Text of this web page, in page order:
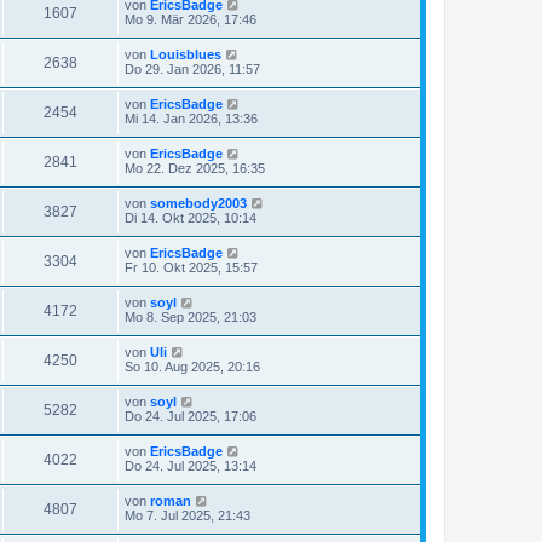
1607 von EricsBadge
Mo 9. Mär 2026, 17:46
2638 von Louisblues
Do 29. Jan 2026, 11:57
2454 von EricsBadge
Mi 14. Jan 2026, 13:36
2841 von EricsBadge
Mo 22. Dez 2025, 16:35
3827 von somebody2003
Di 14. Okt 2025, 10:14
3304 von EricsBadge
Fr 10. Okt 2025, 15:57
4172 von soyl
Mo 8. Sep 2025, 21:03
4250 von Uli
So 10. Aug 2025, 20:16
5282 von soyl
Do 24. Jul 2025, 17:06
4022 von EricsBadge
Do 24. Jul 2025, 13:14
4807 von roman
Mo 7. Jul 2025, 21:43